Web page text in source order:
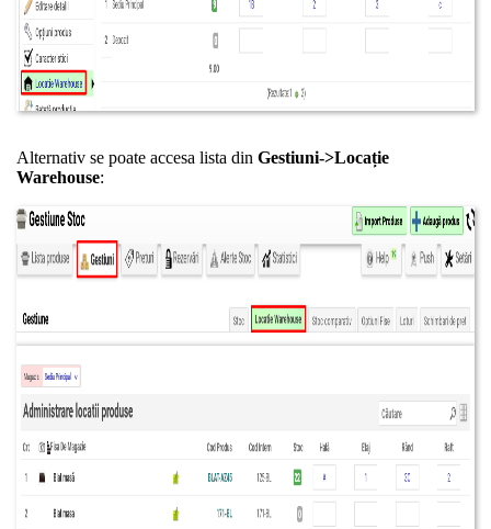
Alternativ se poate accesa lista din Gestiuni->Locație
Warehouse: